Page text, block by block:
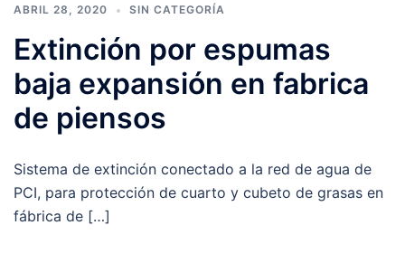
ABRIL 28, 2020 SIN CATEGORÍA
Extinción por espumas
baja expansión en fabrica
de piensos
Sistema de extinción conectado a la red de agua de
PCI, para protección de cuarto y cubeto de grasas en
fábrica de […]